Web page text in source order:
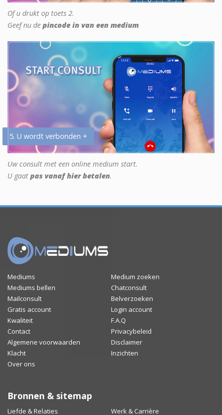
Of u drukt op toets 2.
Geef nu de pincode in van een medium
5. U wordt verbonden +
Uw consult met een online medium start.
U gaat pas vanaf hier betalen.
Mediums
Medium zoeken
Mediums bellen
Chatconsult
Mailconsult
Belverzoeken
Gratis account
Login account
Kwaliteit
F.A.Q
Contact
Privacybeleid
Algemene voorwaarden
Disclaimer
Klacht
Inzichten
Over ons
Bronnen & sitemap
Liefde & Relaties Werk & Carrière